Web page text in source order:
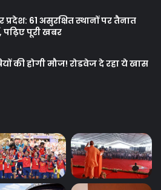
61 असुरक्षित स्थानों पर तैनात
पढ़िए पूरी खबर
की होगी मौज! रोडवेज दे रहा ये खास